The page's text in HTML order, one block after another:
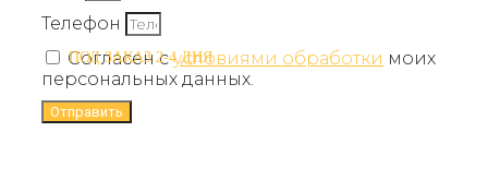
ПОД ЗАКАЗ 2-4 ДНЯ
Телефон
Согласен сусловиями обработки моих
персональных данных.
Отправить